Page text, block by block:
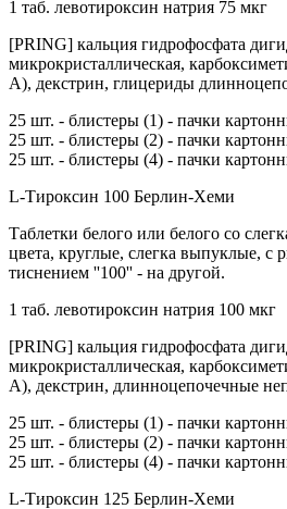
1 таб. левотироксин натрия 75 мкг
[PRING] кальция гидрофосфата
микрокристаллическая,
А), декстрин, глицериды
25 шт. - блистеры (1) - пачки
25 шт. - блистеры (2) - пачки
25 шт. - блистеры (4) - пачки
L-Тироксин 100 Берлин-Хеми
Таблетки белого или белого со
цвета, круглые, слегка выпуклые, с
тиснением ''100'' - на другой.
1 таб. левотироксин натрия 100 мкг
[PRING] кальция гидрофосфата
микрокристаллическая,
А), декстрин, длинноцепочечные
25 шт. - блистеры (1) - пачки
25 шт. - блистеры (2) - пачки
25 шт. - блистеры (4) - пачки
L-Тироксин 125 Берлин-Хеми